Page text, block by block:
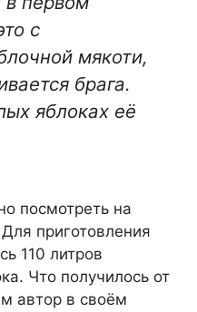
с
мякоти,
брага.
яблоках её
посмотреть на
приготовления
110 литров
Что получилось от
автор в своём